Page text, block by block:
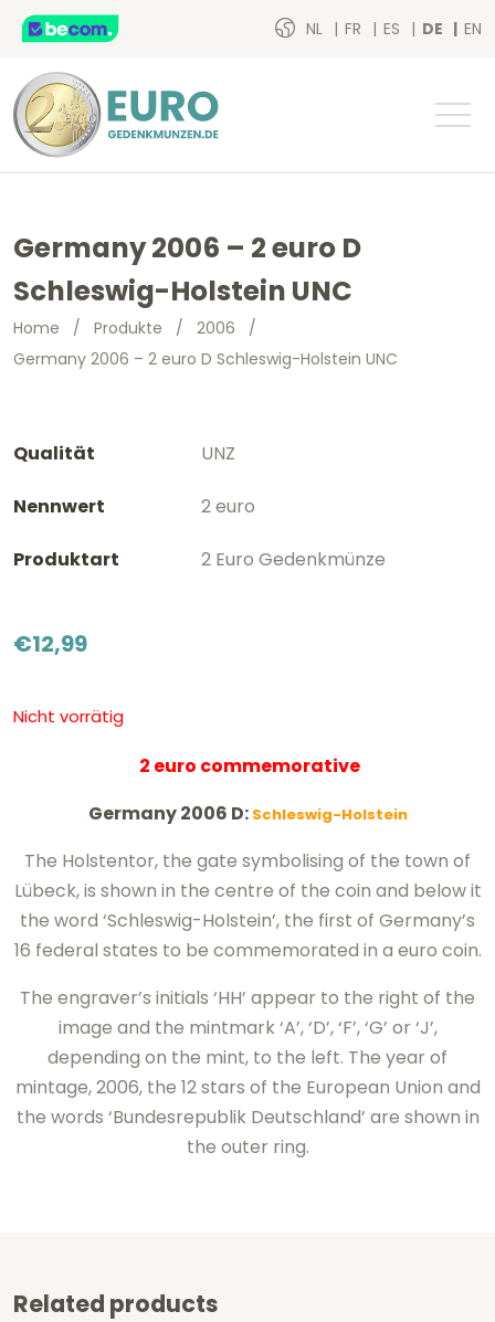
NL FR ES DE EN
Germany 2006 – 2 euro D
Schleswig-Holstein UNC
Home / Produkte / 2006 /
Germany 2006 – 2 euro D Schleswig-Holstein UNC
Qualität UNZ
Nennwert 2 euro
Produktart 2 Euro Gedenkmünze
€12,99
Nicht vorrätig
2 euro commemorative
Germany 2006 D: Schleswig-Holstein
The Holstentor, the gate symbolising of the town of
Lübeck, is shown in the centre of the coin and below it
the word ‘Schleswig-Holstein’, the first of Germany’s
16 federal states to be commemorated in a euro coin.
The engraver’s initials ‘HH’ appear to the right of the
image and the mintmark ‘A’, ‘D’, ‘F’, ‘G’ or ‘J’,
depending on the mint, to the left. The year of
mintage, 2006, the 12 stars of the European Union and
the words ‘Bundesrepublik Deutschland’ are shown in
the outer ring.
Related products